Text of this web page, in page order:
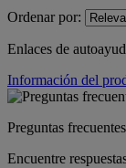
Ordenar por:
Enlaces de
Información del
Preguntas
Encuentre